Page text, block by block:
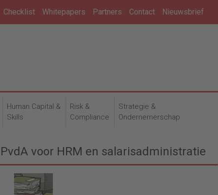
Checklist Whitepapers Partners Contact Nieuwsbrief
Human Capital &
Skills
Risk &
Compliance
Strategie &
Ondernemerschap
voor HRM en salarisadministratie